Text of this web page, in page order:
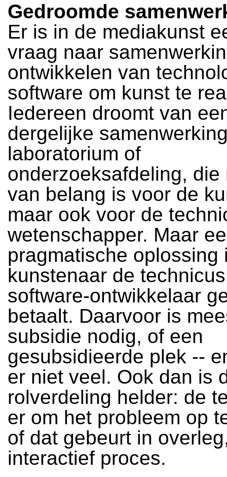
Gedroomde
Er is in de mediakunst
vraag naar
ontwikkelen van
software om kunst te
Iedereen droomt van
dergelijke
laboratorium of
onderzoeksafdeling, die
van belang is voor de
maar ook voor de
wetenschapper. Maar
pragmatische oplossing
kunstenaar de
software-ontwikkelaar
betaalt. Daarvoor is
subsidie nodig, of een
gesubsidieerde plek --
er niet veel. Ook dan is
rolverdeling helder: de
er om het probleem op
of dat gebeurt in
interactief proces.